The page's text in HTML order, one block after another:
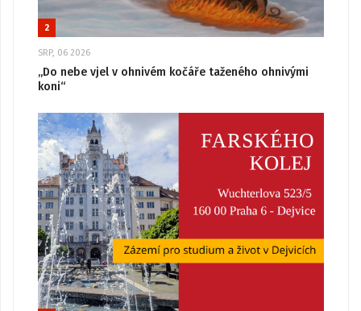
2
SRP, 06 2026
„Do nebe vjel v ohnivém kočáře taženého ohnivými
koni“